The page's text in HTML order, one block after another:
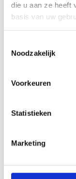
die u aan ze heeft
basis van uw
Noodzakelijk
Voorkeuren
Statistieken
Marketing